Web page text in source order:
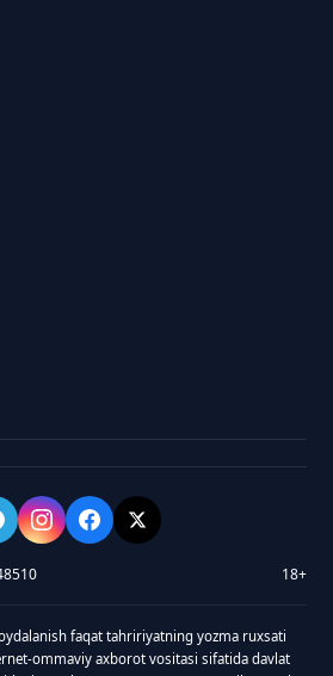
18+
faqat tahririyatning yozma ruxsati
ommaviy axborot vositasi sifatida davlat